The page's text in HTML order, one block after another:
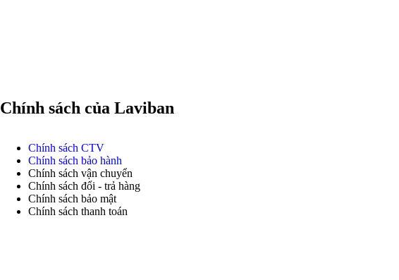
Chính sách của Laviban
Chính sách CTV
Chính sách bảo hành
Chính sách vận chuyển
Chính sách đổi - trả hàng
Chính sách bảo mật
Chính sách thanh toán